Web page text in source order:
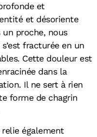
et
et désoriente
un proche, nous
fracturée en un
Cette douleur est
dans la
Il ne sert à rien
forme de chagrin
également